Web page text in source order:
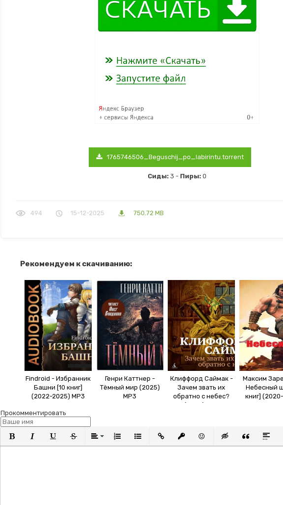
1765746506_Beguschij_po_labirintu.torrent
Сиды: 3 - Пиры: 0
494 15-12-2025 750.72 MB
Рекомендуем к скачиванию:
Findroid - Избранник
Башни [10 книг]
(2022-2025) МР3
Генри Каттнер -
Тёмный мир (2025)
МР3
Клиффорд Саймак -
Зачем звать их
обратно с небес?
(2023) MP3
Максим
Небесный
книг]
Прокомментировать
Полужирный
КурсивПодчеркнутый
ЗачеркнутыйВыравнивание
Нумерованный список
Маркированный список
Вставить ссылку
Вставить защищенную ссылку
Вставить смайлик
Вставка скрытого
Вставка